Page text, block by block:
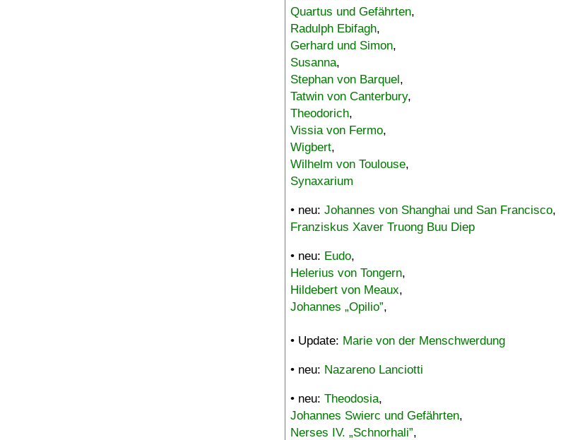
Quartus und Gefährten,
Radulph Ebifagh,
Gerhard und Simon,
Susanna,
Stephan von Barquel,
Tatwin von Canterbury,
Theodorich,
Vissia von Fermo,
Wigbert,
Wilhelm von Toulouse,
Synaxarium
• neu: Johannes von Shanghai und San Francisco,
Franziskus Xaver Truong Buu Diep
• neu: Eudo,
Helerius von Tongern,
Hildebert von Meaux,
Johannes „Opilio”,
• Update: Marie von der Menschwerdung
• neu: Nazareno Lanciotti
• neu: Theodosia,
Johannes Swierc und Gefährten,
Nerses IV. „Schnorhali”,